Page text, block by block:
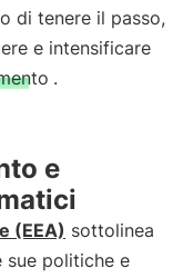
di tenere il passo,
e intensificare
.
e
(EEA) sottolinea
sue politiche e